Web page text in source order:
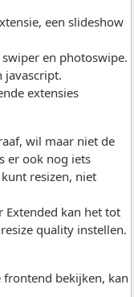
een slideshow
en photoswipe.
javascript.
extensies
wil maar niet de
er ook nog iets
resizen, niet
Extended kan het tot
quality instellen.
frontend bekijken, kan